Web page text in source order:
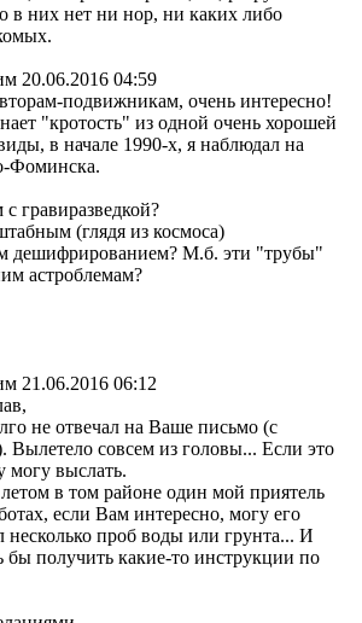
в них нет ни нор, ни каких либо
20.06.2016 04:59
подвижникам, очень интересно!
"кротость" из одной очень хорошей
в начале 1990-х, я наблюдал на
Фоминска.
гравиразведкой?
(глядя из космоса)
дешифрированием? М.б. эти "трубы"
астроблемам?
21.06.2016 06:12
не отвечал на Ваше письмо (с
Вылетело совсем из головы... Если это
могу выслать.
в том районе один мой приятель
если Вам интересно, могу его
несколько проб воды или грунта... И
бы получить какие-то инструкции по